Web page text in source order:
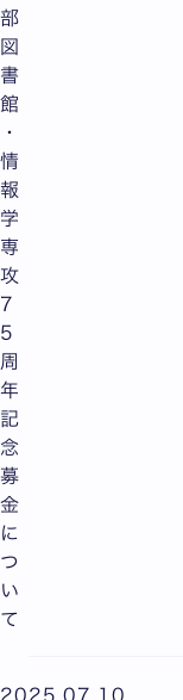
部
図
書
館
・
情
報
学
専
攻
7
5
周
年
記
念
募
金
に
つ
い
て
2025.07.10